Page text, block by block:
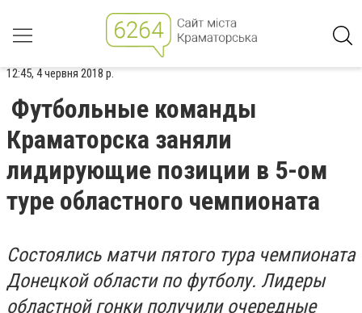
12:45, 4 червня 2018 р.
Футбольные команды
Краматорска заняли
лидирующие позиции в 5-ом
туре областного чемпионата
Состоялись матчи пятого тура чемпионата
Донецкой области по футболу. Лидеры
областной гонки получили очередные